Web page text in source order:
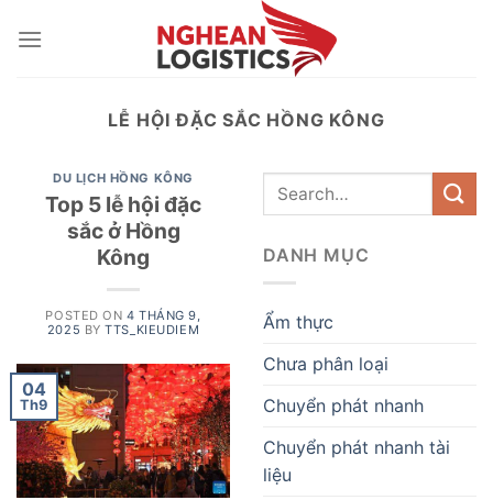
LỄ HỘI ĐẶC SẮC HỒNG KÔNG
DU LỊCH HỒNG KÔNG
Top 5 lễ hội đặc
sắc ở Hồng
Kông
POSTED ON 4 THÁNG 9,
2025 BYTTS_KIEUDIEM
04
Th9
DANH MỤC
Ẩm thực
Chưa phân loại
Chuyển phát nhanh
Chuyển phát nhanh tài
liệu